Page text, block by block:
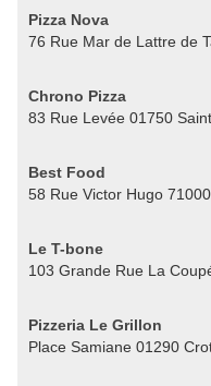
Pizza Nova
76 Rue Mar de Lattre de
Chrono Pizza
83 Rue Levée 01750
Best Food
58 Rue Victor Hugo
Le T-bone
103 Grande Rue La
Pizzeria Le Grillon
Place Samiane 01290